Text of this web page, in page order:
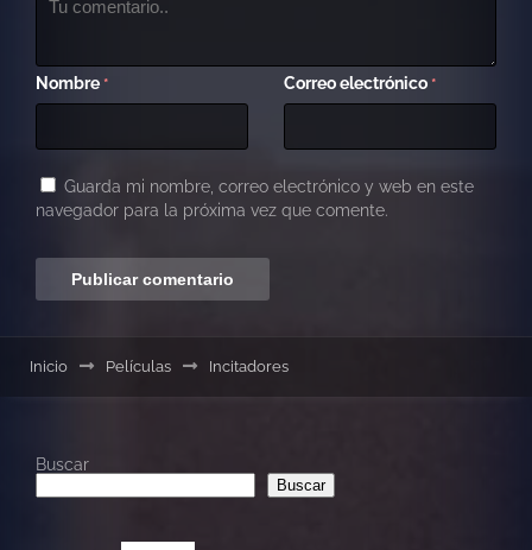
Nombre * Correo electrónico *
Guarda mi nombre, correo electrónico y web en este
navegador para la próxima vez que comente.
Inicio Películas Incitadores
Buscar
Buscar